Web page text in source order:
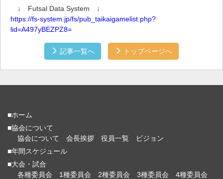
↓ Futsal Data System ↓
https://fs-system.jp/fs/pub_taikaigamelist.php?
lid=A497yBEZPZ8=
記事一覧へ トップページへ
■ホーム
■協会について
協会について
会長挨拶 役員一覧
ビジョン
■年間スケジュール
■大会・試合
各種委員会
1種委員会 2種委員会 3種委員会
4種委員会